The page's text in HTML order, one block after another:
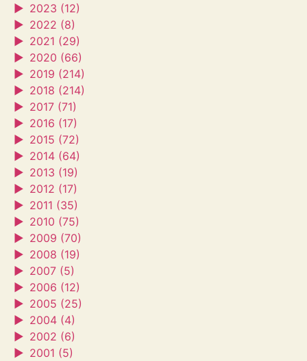
► 2023 (12)
► 2022 (8)
► 2021 (29)
► 2020 (66)
► 2019 (214)
► 2018 (214)
► 2017 (71)
► 2016 (17)
► 2015 (72)
► 2014 (64)
► 2013 (19)
► 2012 (17)
► 2011 (35)
► 2010 (75)
► 2009 (70)
► 2008 (19)
► 2007 (5)
► 2006 (12)
► 2005 (25)
► 2004 (4)
► 2002 (6)
► 2001 (5)